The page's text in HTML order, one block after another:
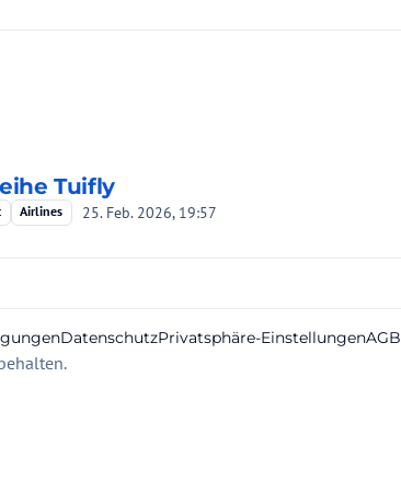
Tuifly
Airlines 25. Feb. 2026, 19:57
DatenschutzPrivatsphäre-EinstellungenAGB